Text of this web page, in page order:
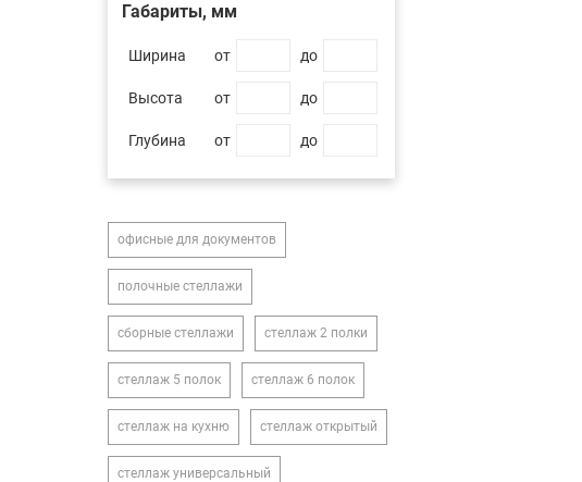
Габариты, мм
Ширина от до
Высота от до
Глубина от до
офисные для документов
полочные стеллажи
сборные стеллажи стеллаж 2 полки
стеллаж 5 полок стеллаж 6 полок
стеллаж на кухню стеллаж открытый
стеллаж универсальный